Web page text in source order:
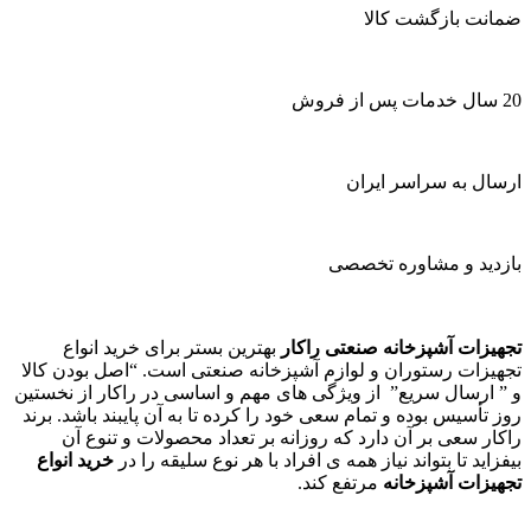
ضمانت بازگشت کالا
20 سال خدمات پس از فروش
ارسال به سراسر ایران
بازدید و مشاوره تخصصی
تجهیزات آشپزخانه صنعتی راکار بهترین بستر برای خرید انواع
تجهیزات رستوران و لوازم آشپزخانه صنعتی است. “اصل بودن کالا
و ” ارسال سریع” از ویژگی های مهم و اساسی در راکار از نخستین
روز تأسیس بوده و تمام سعی خود را کرده تا به آن پایبند باشد. برند
راکار سعی بر آن دارد که روزانه بر تعداد محصولات و تنوع آن
بیفزاید تا بتواند نیاز همه ی افراد با هر نوع سلیقه را در خرید انواع
تجهیزات آشپزخانه مرتفع کند.